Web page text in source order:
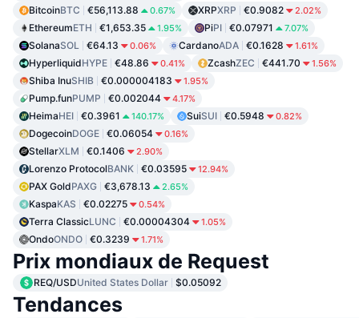
BitcoinBTC €56,113.88 0.67% XRPXRP €0.9082 2.02%
EthereumETH €1,653.35 1.95% PiPI €0.07971 7.07%
SolanaSOL €64.13 0.06% CardanoADA €0.1628 1.61%
HyperliquidHYPE €48.86 0.41% ZcashZEC €441.70 1.56%
Shiba InuSHIB €0.000004183 1.95%
Pump.funPUMP €0.002044 4.17%
HeimaHEI €0.3961 140.17% SuiSUI €0.5948 0.82%
DogecoinDOGE €0.06054 0.16%
StellarXLM €0.1406 2.90%
Lorenzo ProtocolBANK €0.03595 12.94%
PAX GoldPAXG €3,678.13 2.65%
KaspaKAS €0.02275 0.54%
Terra ClassicLUNC €0.00004304 1.05%
OndoONDO €0.3239 1.71%
Prix mondiaux de Request
REQ/USDUnited States Dollar $0.05092
Tendances